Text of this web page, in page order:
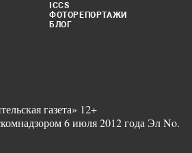
ICCS
ФОТОРЕПОРТАЖИ
БЛОГ
газета» 12+
6 июля 2012 года Эл No.